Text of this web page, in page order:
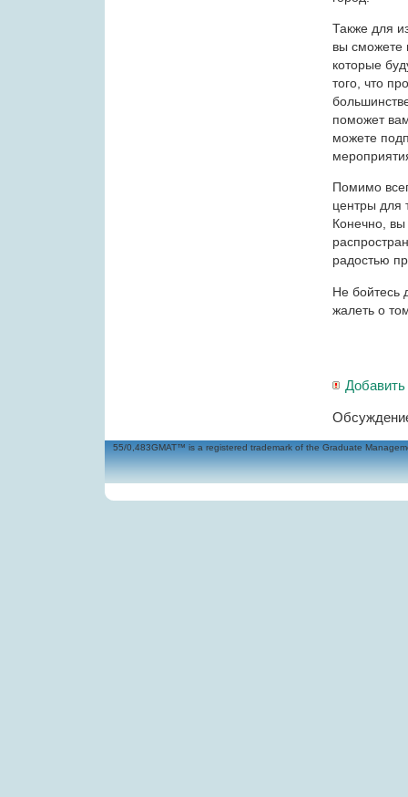
Также для
вы сможете
которые
того, что
поможет
можете
Помимо
центры для
Конечно, вы
радостью
Не бойтесь
жалеть о
55/0,483GMAT™ is a registered trademark of the Graduate